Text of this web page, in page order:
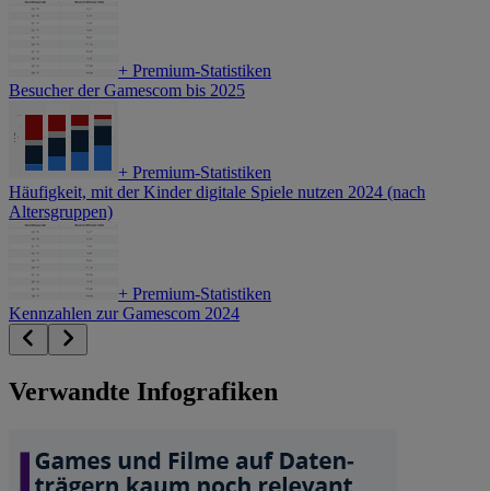
+ Premium-Statistiken
Besucher der Gamescom bis 2025
+ Premium-Statistiken
Häufigkeit, mit der Kinder digitale Spiele nutzen 2024 (nach
Altersgruppen)
+ Premium-Statistiken
Kennzahlen zur Gamescom 2024
Verwandte Infografiken